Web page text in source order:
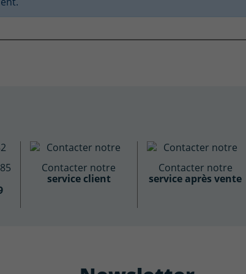
Contacter notre
service client
Contacter notre
service après vente